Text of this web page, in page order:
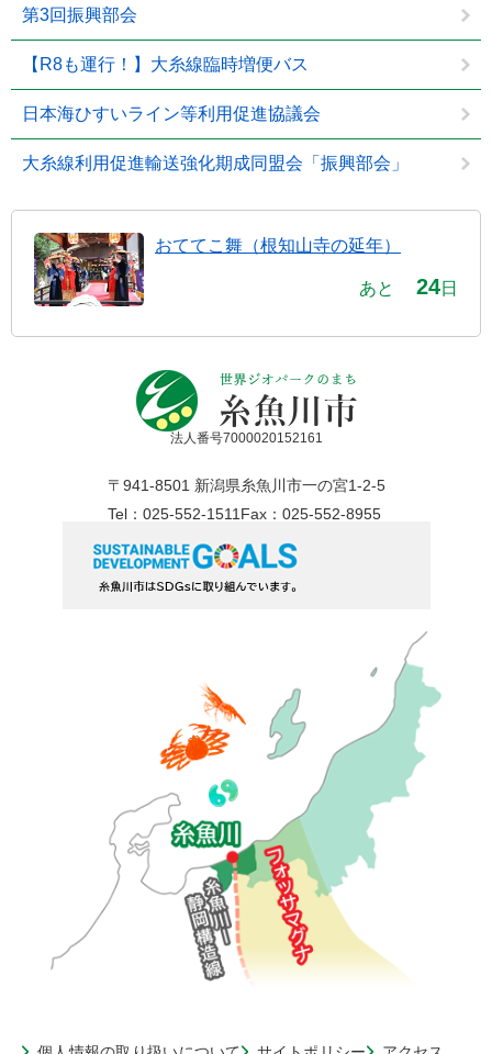
第3回振興部会
【R8も運行！】大糸線臨時増便バス
日本海ひすいライン等利用促進協議会
大糸線利用促進輸送強化期成同盟会「振興部会」
おててこ舞（根知山寺の延年）
あと 24日
法人番号7000020152161
〒941-8501 新潟県糸魚川市一の宮1-2-5
Tel：025-552-1511 Fax：025-552-8955